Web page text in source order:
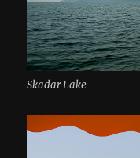
Skadar Lake